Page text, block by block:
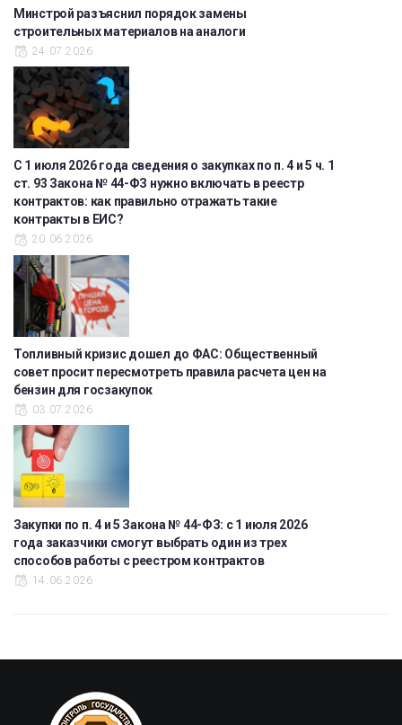
Минстрой разъяснил порядок замены
строительных материалов на аналоги
24.07.2026
С 1 июля 2026 года сведения о закупках по п. 4 и 5 ч. 1
ст. 93 Закона № 44-ФЗ нужно включать в реестр
контрактов: как правильно отражать такие
контракты в ЕИС?
20.06.2026
Топливный кризис дошел до ФАС: Общественный
совет просит пересмотреть правила расчета цен на
бензин для госзакупок
03.07.2026
Закупки по п. 4 и 5 Закона № 44-ФЗ: с 1 июля 2026
года заказчики смогут выбрать один из трех
способов работы с реестром контрактов
14.06.2026